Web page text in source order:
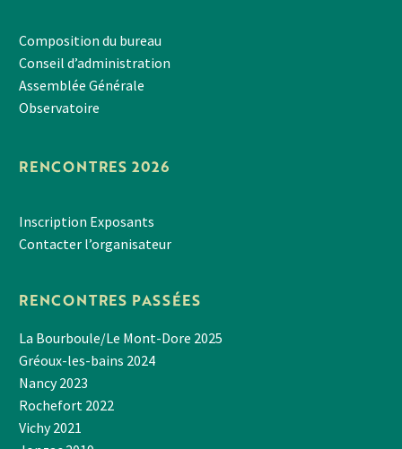
Composition du bureau
Conseil d’administration
Assemblée Générale
Observatoire
RENCONTRES 2026
Inscription Exposants
Contacter l’organisateur
RENCONTRES PASSÉES
La Bourboule/Le Mont-Dore 2025
Gréoux-les-bains 2024
Nancy 2023
Rochefort 2022
Vichy 2021